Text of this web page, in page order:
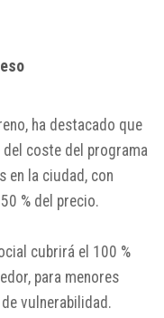
, ha destacado que
coste del programa
en la ciudad, con
% del precio.
cubrirá el 100 %
para menores
vulnerabilidad.